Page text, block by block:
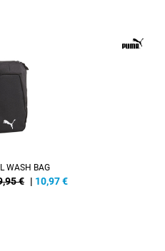
WASH BAG
€ | 10,97€